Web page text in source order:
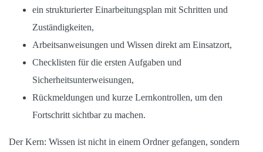
ein strukturierter Einarbeitungsplan mit Schritten und
Zuständigkeiten,
Arbeitsanweisungen und Wissen direkt am Einsatzort,
Checklisten für die ersten Aufgaben und
Sicherheitsunterweisungen,
Rückmeldungen und kurze Lernkontrollen, um den
Fortschritt sichtbar zu machen.
Der Kern: Wissen ist nicht in einem Ordner gefangen, sondern